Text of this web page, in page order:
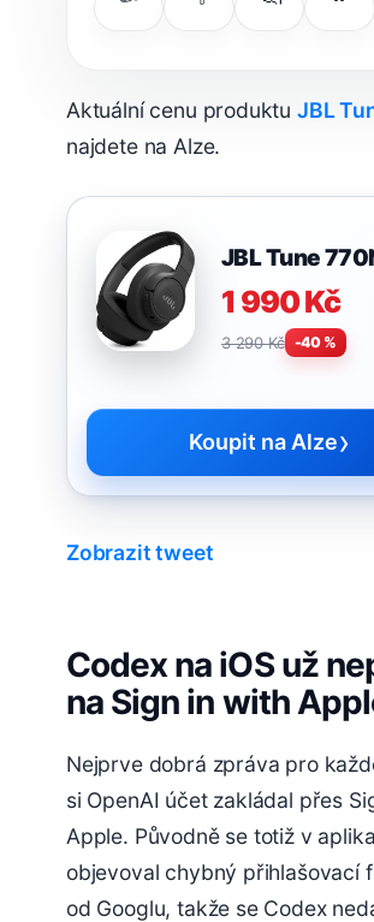
Aktuální cenu produktu JBL
najdete na Alze.
JBL Tune
1 990 Kč
3 290 Kč -40 %
Koupit na Alze›
Zobrazit tweet
Codex na iOS už
na Sign in with
Nejprve dobrá zpráva pro
si OpenAI účet zakládal přes
Apple. Původně se totiž v
objevoval chybný přihlašovací
od Googlu, takže se Codex